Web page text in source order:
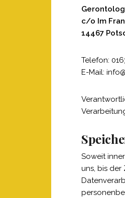
c/o Im
14467
Telefon:
E-Mail:
Soweit
uns, bis